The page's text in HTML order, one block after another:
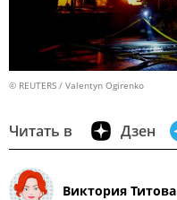
© REUTERS / Valentyn Ogirenko
Читать в Дзен
Виктория Титова